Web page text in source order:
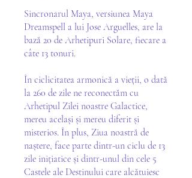
Sincronarul Maya, versiunea Maya
Dreamspell a lui Jose Arguelles, are la
bază 20 de Arhetipuri Solare, fiecare a
câte 13 tonuri.
În ciclicitatea armonică a vieții, o dată
la 260 de zile ne reconectăm cu
Arhetipul Zilei noastre Galactice,
mereu același și mereu diferit și
misterios. În plus, Ziua noastră de
naștere, face parte dintr-un ciclu de 13
zile inițiatice și dintr-unul din cele 5
Castele ale Destinului care alcătuiesc